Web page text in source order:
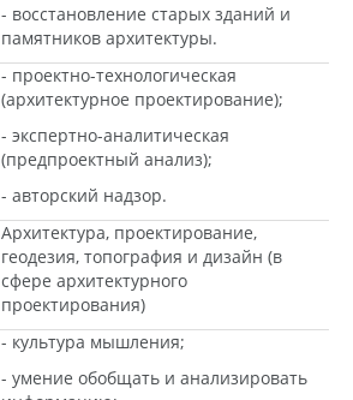
- восстановление старых зданий и
памятников архитектуры.
- проектно-технологическая
(архитектурное проектирование);
- экспертно-аналитическая
(предпроектный анализ);
- авторский надзор.
Архитектура, проектирование,
геодезия, топография и дизайн (в
сфере архитектурного
проектирования)
- культура мышления;
- умение обобщать и анализировать